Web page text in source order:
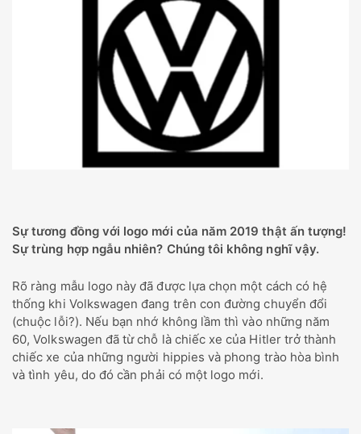
Sự tương đồng với logo mới của năm 2019 thật ấn tượng!
Sự trùng hợp ngẫu nhiên? Chúng tôi không nghĩ vậy.
Rõ ràng mẫu logo này đã được lựa chọn một cách có hệ
thống khi Volkswagen đang trên con đường chuyển đổi
(chuộc lỗi?). Nếu bạn nhớ không lầm thì vào những năm
60, Volkswagen đã từ chỗ là chiếc xe của Hitler trở thành
chiếc xe của những người hippies và phong trào hòa bình
và tình yêu, do đó cần phải có một logo mới.